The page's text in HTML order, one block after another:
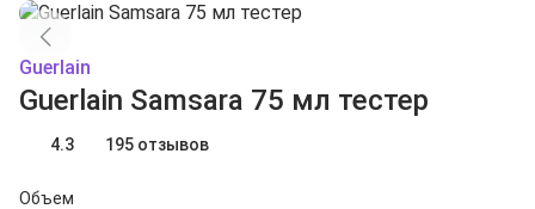
Guerlain
Guerlain Samsara 75 мл тестер
4.3 195 отзывов
Объем